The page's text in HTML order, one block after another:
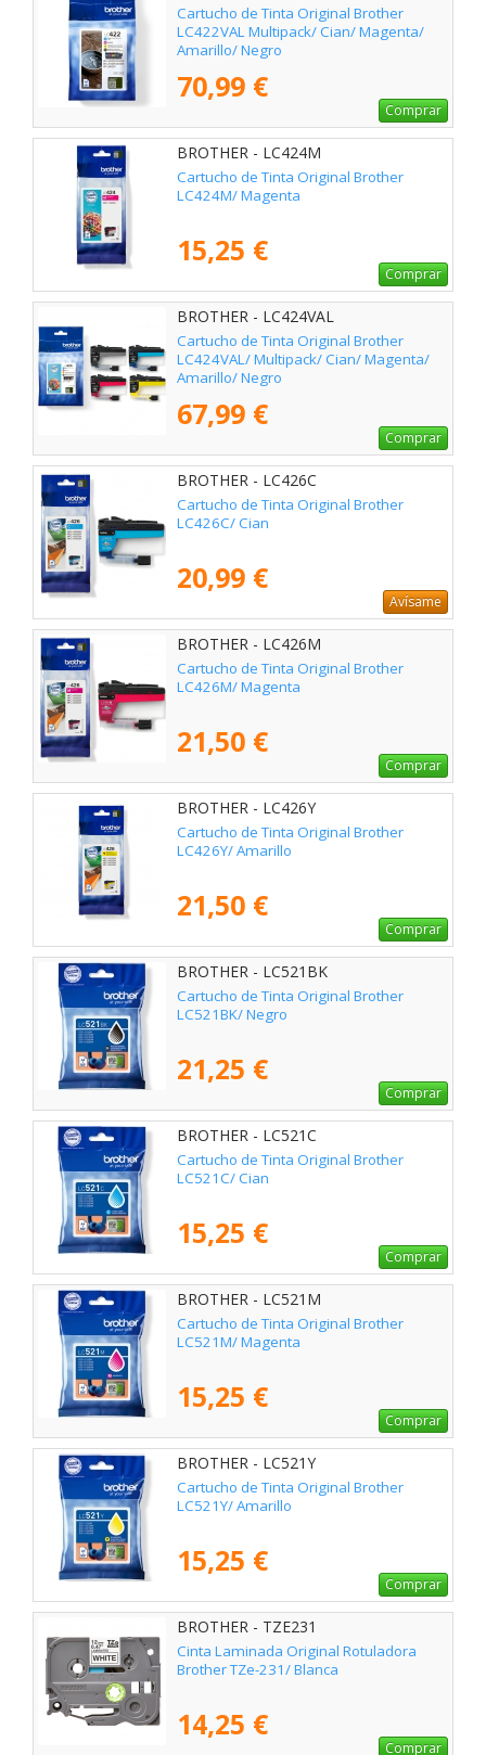
Cartucho de Tinta Original Brother
LC422VAL Multipack/ Cian/ Magenta/
Amarillo/ Negro
70,99 €
Comprar
BROTHER - LC424M
Cartucho de Tinta Original Brother
LC424M/ Magenta
15,25 €
Comprar
BROTHER - LC424VAL
Cartucho de Tinta Original Brother
LC424VAL/ Multipack/ Cian/ Magenta/
Amarillo/ Negro
67,99 €
Comprar
BROTHER - LC426C
Cartucho de Tinta Original Brother
LC426C/ Cian
20,99 €
Avísame
BROTHER - LC426M
Cartucho de Tinta Original Brother
LC426M/ Magenta
21,50 €
Comprar
BROTHER - LC426Y
Cartucho de Tinta Original Brother
LC426Y/ Amarillo
21,50 €
Comprar
BROTHER - LC521BK
Cartucho de Tinta Original Brother
LC521BK/ Negro
21,25 €
Comprar
BROTHER - LC521C
Cartucho de Tinta Original Brother
LC521C/ Cian
15,25 €
Comprar
BROTHER - LC521M
Cartucho de Tinta Original Brother
LC521M/ Magenta
15,25 €
Comprar
BROTHER - LC521Y
Cartucho de Tinta Original Brother
LC521Y/ Amarillo
15,25 €
Comprar
BROTHER - TZE231
Cinta Laminada Original Rotuladora
Brother TZe-231/ Blanca
14,25 €
Comprar